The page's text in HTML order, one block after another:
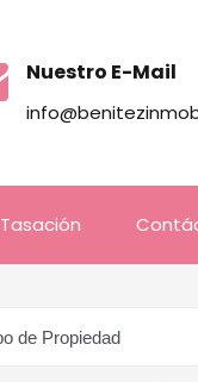
Nuestro E-Mail
Tasación